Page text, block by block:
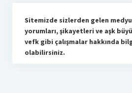
Sitemizde sizlerden gelen
yorumları, şikayetleri ve aşk
vefk gibi çalışmalar hakkında
olabilirsiniz.